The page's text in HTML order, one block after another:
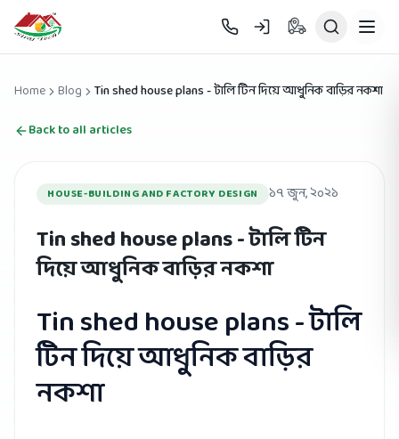
Skip to main content
Home Blog
Tin shed house plans - টালি টিন দিয়ে আধুনিক বাড়ির নকশা
Back to all articles
HOUSE-BUILDING AND FACTORY DESIGN ১৭ জুন, ২০২১
Tin shed house plans - টালি টিন
দিয়ে আধুনিক বাড়ির নকশা
Tin shed house plans - টালি
টিন দিয়ে আধুনিক বাড়ির
নকশা